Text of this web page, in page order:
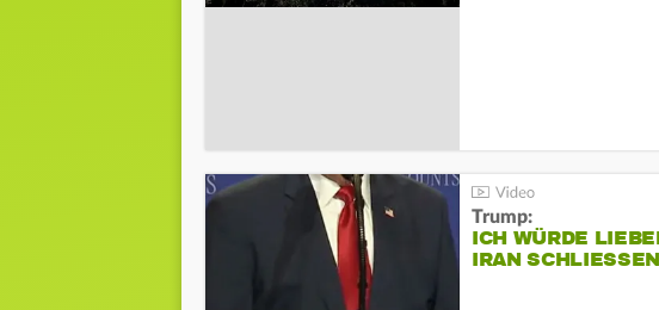
Trump:
ICH WÜRDE
IRAN SCHLIESSEN